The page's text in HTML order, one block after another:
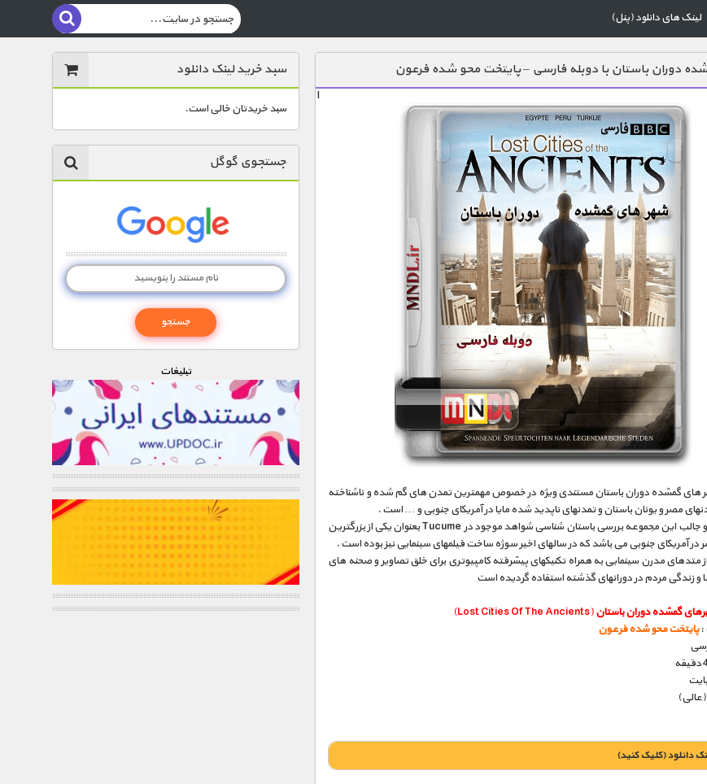
لینک های دانلود (پنل)
دوران باستان با دوبله فارسی – پایتخت محو شده فرعون
ا
های گمشده دوران باستان مستندی ویژه در خصوص مهمترین تمدن های گم شده و ناشناخته
مصر و یونان باستان و تمدنهای ناپدید شده مایا در آمریکای جنوبی و … است .
ز موارد دیدنی و جالب این مجموعه بررسی باستان شناسی شواهد موجود در Tucume بعنوان یکی از بزرگترین
در آمریکای جنوبی می باشد که در سالهای اخیر سوژه ساخت فیلمهای سینمایی نیز بوده است .
متدهای مدرن سینمایی به همراه تکنیکهای پیشرفته کامپیوتری برای خلق تصاویر و صحنه های
و زندگی مردم در دورانهای گذشته استفاده گردیده است
گمشده دوران باستان(Lost Cities Of The Ancients)
:پایتخت محو شده فرعون
دانلود (کليک کنيد)
سبد خرید لینک دانلود
سبد خریدتان خالی است.
جستجوی گوگل
تبليغات